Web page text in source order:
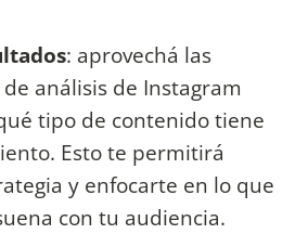
: aprovechá las
análisis de Instagram
tipo de contenido tiene
Esto te permitirá
y enfocarte en lo que
con tu audiencia.